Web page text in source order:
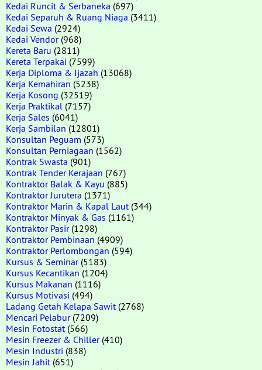
Kedai Runcit & Serbaneka (697)
Kedai Separuh & Ruang Niaga (3411)
Kedai Sewa (2924)
Kedai Vendor(968)
Kereta Baru (2811)
Kereta Terpakai (7599)
Kerja Diploma & Ijazah (13068)
Kerja Kemahiran (5238)
Kerja Kosong (32519)
Kerja Praktikal (7157)
Kerja Sales (6041)
Kerja Sambilan (12801)
Konsultan Peguam (573)
Konsultan Perniagaan (1562)
Kontrak Swasta (901)
Kontrak Tender Kerajaan (767)
Kontraktor Balak & Kayu (885)
Kontraktor Jurutera (1371)
Kontraktor Marin & Kapal Laut (344)
Kontraktor Minyak & Gas (1161)
Kontraktor Pasir(1298)
Kontraktor Pembinaan (4909)
Kontraktor Perlombongan (594)
Kursus & Seminar(5183)
Kursus Kecantikan (1204)
Kursus Makanan (1116)
Kursus Motivasi (494)
Ladang Getah Kelapa Sawit (2768)
Mencari Pelabur(7209)
Mesin Fotostat (566)
Mesin Freezer & Chiller(410)
Mesin Industri (838)
Mesin Jahit (651)